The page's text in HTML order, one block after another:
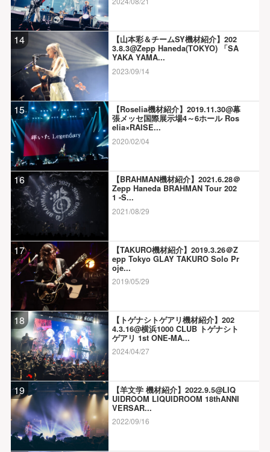
14
【山本彩＆チームSY機材紹介】202
3.8.3@Zepp Haneda(TOKYO) 「SA
YAKA YAMA...
2023/09/14
15
【Roselia機材紹介】2019.11.30@幕
張メッセ国際展示場4～6ホール Ros
elia×RAISE...
2020/02/04
16
【BRAHMAN機材紹介】2021.6.28＠
Zepp Haneda BRAHMAN Tour 202
1 -S...
2021/08/29
17
【TAKURO機材紹介】2019.3.26＠Z
epp Tokyo GLAY TAKURO Solo Pr
oje...
2019/05/29
18
【トゲナシトゲアリ機材紹介】202
4.3.16@横浜1000 CLUB トゲナシト
ゲアリ 1st ONE-MA...
2024/04/27
19
【羊文学 機材紹介】2022.9.5@LIQ
UIDROOM LIQUIDROOM 18thANNI
VERSAR...
2022/09/16